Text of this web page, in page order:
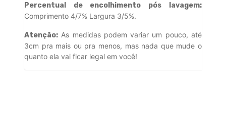
Percentual de encolhimento pós lavagem:
Comprimento 4/7% Largura 3/5%.
Atenção: As medidas podem variar um pouco, até
3cm pra mais ou pra menos, mas nada que mude o
quanto ela vai ficar legal em você!